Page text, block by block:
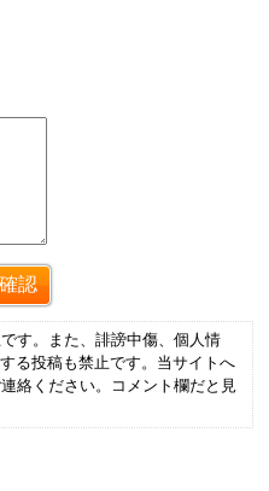
す。また、誹謗中傷、個人情
る投稿も禁止です。当サイトへ
絡ください。コメント欄だと見